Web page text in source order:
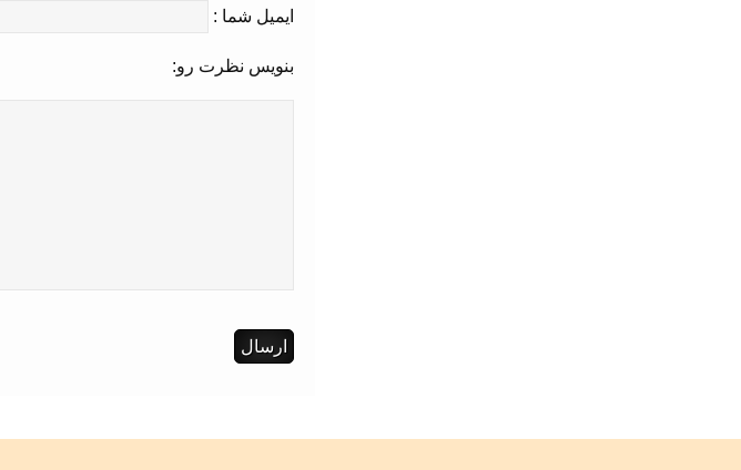
ایمیل شما :
بنویس نظرت رو: